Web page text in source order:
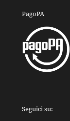
PagoPA
Seguici su: